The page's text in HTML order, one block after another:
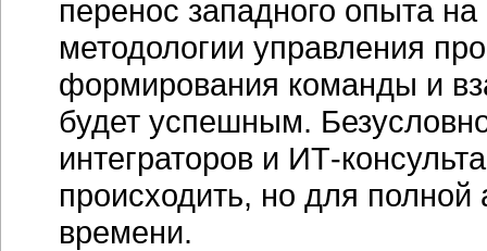
перенос западного опыта
методологии управления
формирования команды и
будет успешным.
интеграторов и ИТ-
происходить, но для
времени.